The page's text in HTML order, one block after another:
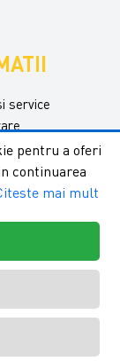
service
conditii
pentru a oferi
continuarea
mai mult